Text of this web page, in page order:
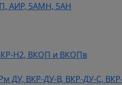
АИР, 5АМН, 5АН
Н2, ВКОП и ВКОПв
ДУ, ВКР-ДУ-В, ВКР-ДУ-С,